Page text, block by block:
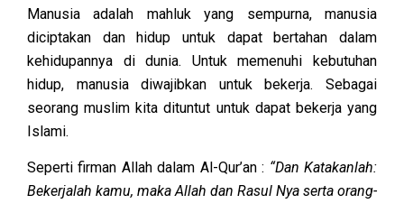
Manusia adalah mahluk yang sempurna, manusia
diciptakan dan hidup untuk dapat bertahan dalam
kehidupannya di dunia. Untuk memenuhi kebutuhan
hidup, manusia diwajibkan untuk bekerja. Sebagai
seorang muslim kita dituntut untuk dapat bekerja yang
Islami.
Seperti firman Allah dalam Al-Qur’an : “Dan Katakanlah:
Bekerjalah kamu, maka Allah dan Rasul Nya serta orang-